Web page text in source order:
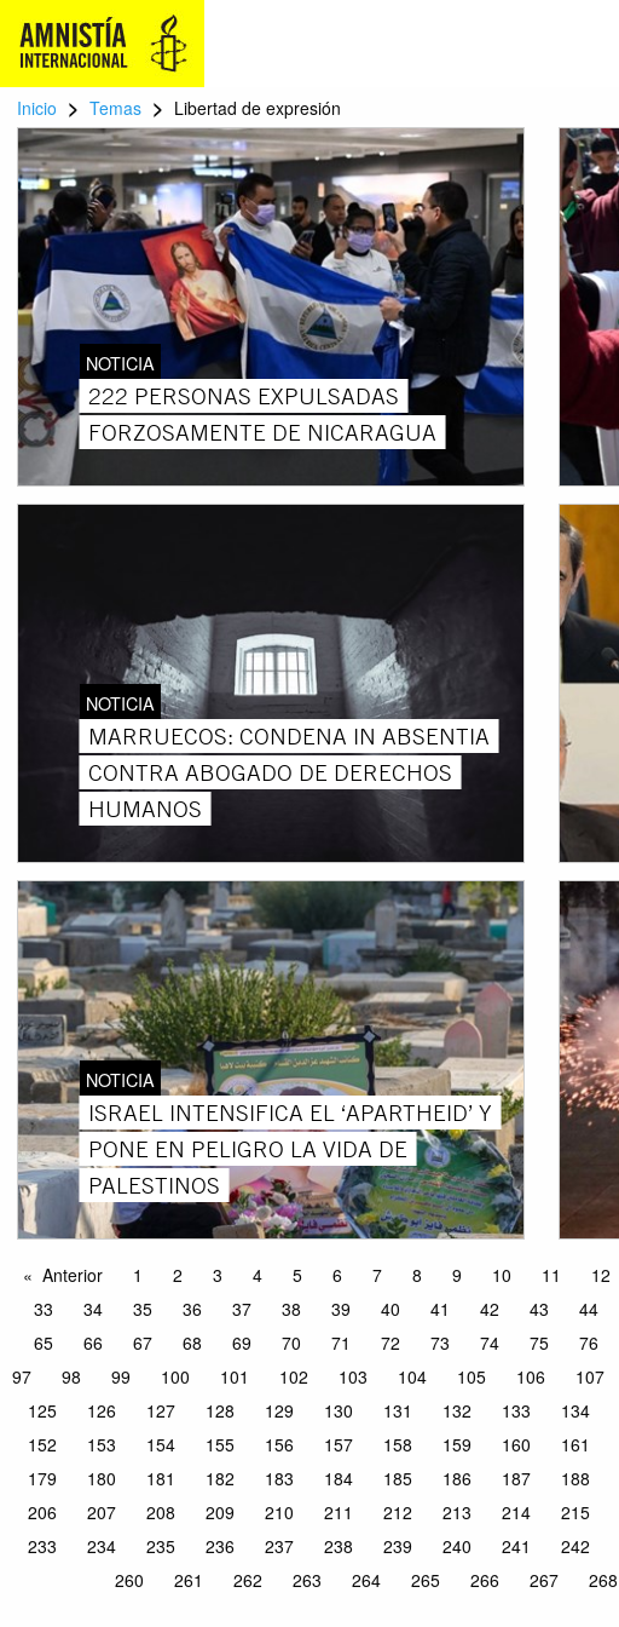
Inicio > Temas > Libertad de expresión
NOTICIA
222 PERSONAS EXPULSADAS
FORZOSAMENTE DE NICARAGUA
NOTICIA
MARRUECOS: CONDENA IN ABSENTIA
CONTRA ABOGADO DE DERECHOS
HUMANOS
NOTICIA
ISRAEL INTENSIFICA EL ‘APARTHEID’ Y
PONE EN PELIGRO LA VIDA DE
PALESTINOS
Anterior 1 2 3 4 5 6 7 8 9 10 11 12
33
34 35 36 37 38 39 40 41 42 43 44
65
66 67 68 69 70 71 72 73 74 75 76
97
98 99 100 101 102 103 104 105 106 107
125
126 127 128 129 130 131 132 133 134
152
153 154 155 156 157 158 159 160 161
179
180 181 182 183 184 185 186 187 188
206
207 208 209 210 211 212 213 214 215
233
234 235 236 237 238 239 240 241 242
260
261 262 263 264 265 266 267 268